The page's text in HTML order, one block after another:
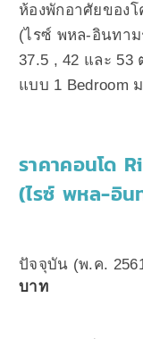
ห้องพักอาศัยของโ
(ไรซ์ พหล-อินทา
37.5 , 42 และ 53
แบบ 1 Bedroom
ราคาคอนโด
(ไรซ์ พหล-อิน
ปัจจุบัน (พ.ค.
บาท